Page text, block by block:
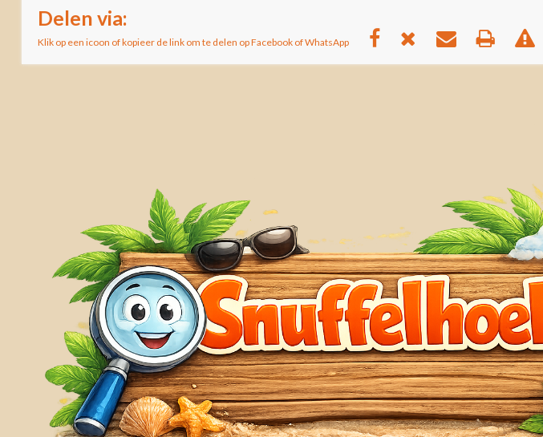
Delen via:
Klik op een icoon of kopieer de link om te delen op Facebook of WhatsApp